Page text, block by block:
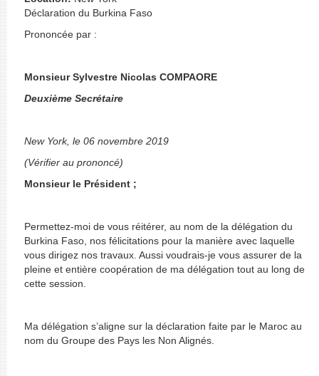
Déclaration du Burkina Faso
Prononcée par :
Monsieur Sylvestre Nicolas COMPAORE
Deuxième Secrétaire
New York, le 06 novembre 2019
(Vérifier au prononcé)
Monsieur le Président ;
Permettez-moi de vous réitérer, au nom de la délégation du
Burkina Faso, nos félicitations pour la manière avec laquelle
vous dirigez nos travaux. Aussi voudrais-je vous assurer de la
pleine et entière coopération de ma délégation tout au long de
cette session.
Ma délégation s’aligne sur la déclaration faite par le Maroc au
nom du Groupe des Pays les Non Alignés.